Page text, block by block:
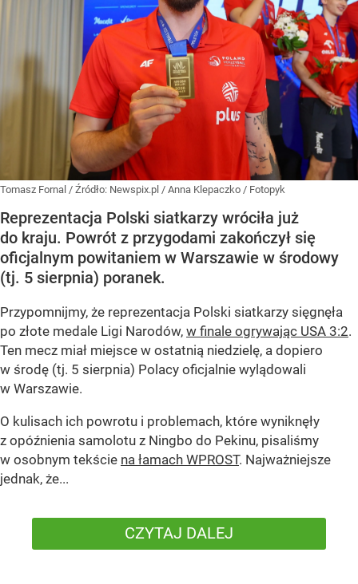
Tomasz Fornal / Źródło: Newspix.pl / Anna Klepaczko / Fotopyk
Reprezentacja Polski siatkarzy wróciła już
do kraju. Powrót z przygodami zakończył się
oficjalnym powitaniem w Warszawie w środowy
(tj. 5 sierpnia) poranek.
Przypomnijmy, że reprezentacja Polski siatkarzy sięgnęła
po złote medale Ligi Narodów, w finale ogrywając USA 3:2.
Ten mecz miał miejsce w ostatnią niedzielę, a dopiero
w środę (tj. 5 sierpnia) Polacy oficjalnie wylądowali
w Warszawie.
O kulisach ich powrotu i problemach, które wyniknęły
z opóźnienia samolotu z Ningbo do Pekinu, pisaliśmy
w osobnym tekście na łamach WPROST. Najważniejsze
jednak, że...
CZYTAJ DALEJ